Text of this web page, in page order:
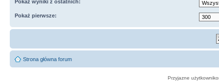
Pokaż wyniki z ostatnich:
Pokaż pierwsze:
Strona główna forum
Przyjazne